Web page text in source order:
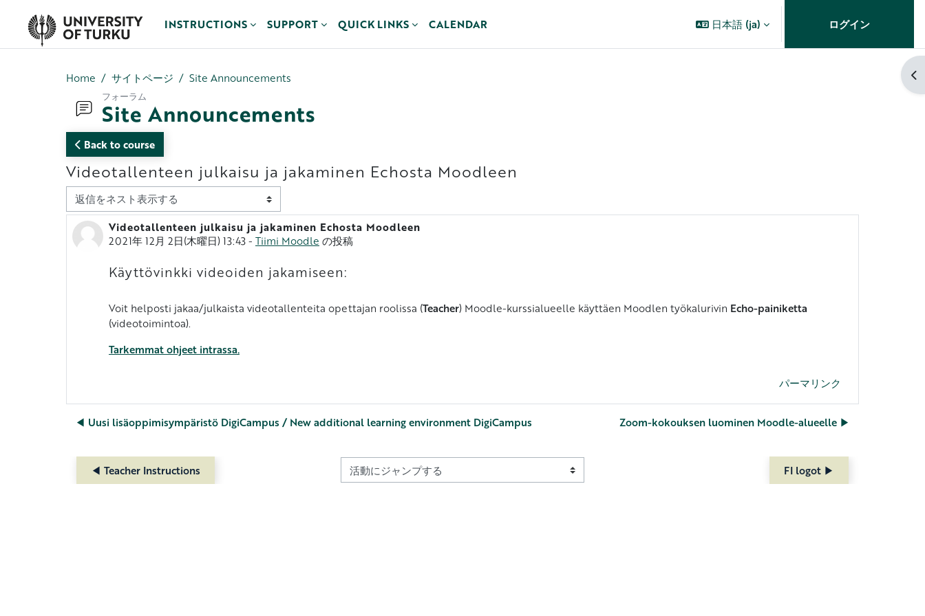
INSTRUCTIONS
SUPPORT QUICK LINKS CALENDAR 日本語 ‎(ja)‎ ログイン
ブ
Home サイトページ Site Announcements
フォーラム
Site Announcements
Back to course
Videotallenteen julkaisu ja jakaminen Echosta Moodleen
表示モード
Videotallenteen julkaisu ja jakaminen Echosta Moodleen
2021年 12月 2日(木曜日) 13:43- Tiimi Moodle の投稿
返信数: 0
Käyttövinkki videoiden jakamiseen:
Voit helposti jakaa/julkaista videotallenteita opettajan roolissa (Teacher) Moodle-kurssialueelle käyttäen Moodlen työkalurivin Echo-painiketta
(videotoimintoa).
Tarkemmat ohjeet intrassa.
パーマリンク
◀︎ Uusi lisäoppimisympäristö DigiCampus / New additional learning environment DigiCampus Zoom-kokouksen luominen Moodle-alueelle ▶︎
◀︎ Teacher Instructions 活動にジャンプする FI logot ▶︎